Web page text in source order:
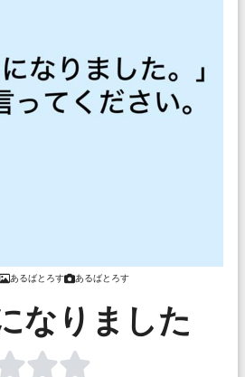
あるばとろす あるばとろす
なりました